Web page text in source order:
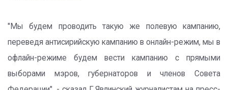
"Мы будем проводить такую же полевую кампанию,
переведя антисирийскую кампанию в онлайн-режим, мы в
офлайн-режиме будем вести кампанию с прямыми
выборами мэров, губернаторов и членов Совета